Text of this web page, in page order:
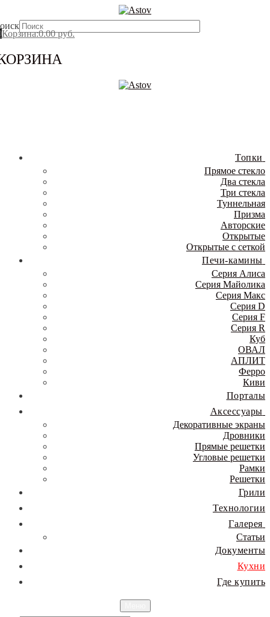
содержимому
Корзина:0.00руб.
Топки
Прямое стекло
Два стекла
Три стекла
Туннельная
Призма
Авторские
Открытые
Открытые с сеткой
Печи-камины
Серия Алиса
Серия Майолика
Серия Макс
Серия D
Серия F
Серия R
Куб
ОВАЛ
АПЛИТ
Ферро
Киви
Порталы
Аксессуары
Декоративные экраны
Дровники
Прямые решетки
Угловые решетки
Рамки
Решетки
Грили
Технологии
Галерея
Статьи
Документы
Кухни
Где купить